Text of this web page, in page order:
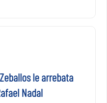
le arrebata
Nadal